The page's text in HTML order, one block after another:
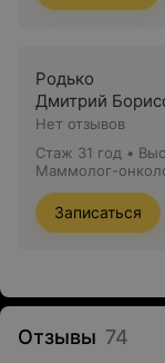
Родько
Дмитрий
Нет отзывов
Стаж 31 год •
Маммолог-
Записаться
Отзывы 74